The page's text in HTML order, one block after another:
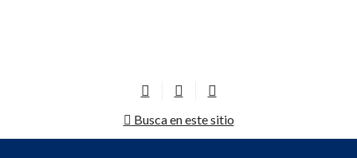
Busca en este sitio